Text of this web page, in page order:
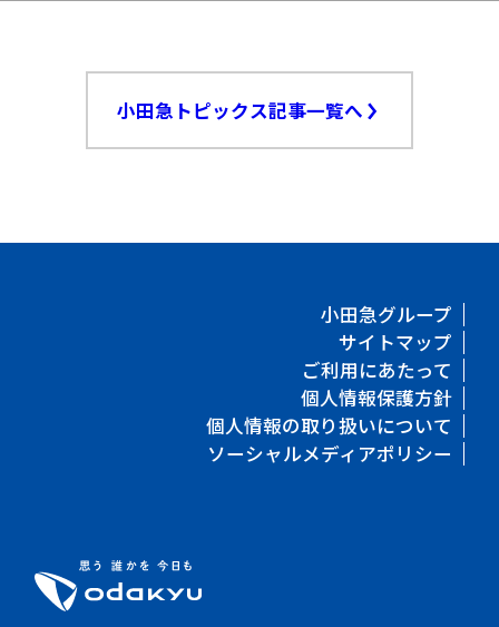
小田急トピックス記事一覧へ
小田急グループ
サイトマップ
ご利用にあたって
個人情報保護方針
個人情報の取り扱いについて
ソーシャルメディアポリシー